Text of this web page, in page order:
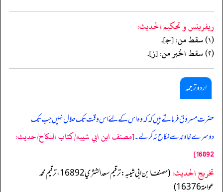
ريفرينس و تحكيم الحدیث:
(١) سقط من: [جـ].
(٢) سقط الخبر من: [ز].
اردو ترجمہ
حضرت مسروق فرماتے ہیں کہ کہ وہ اس کے لئے اس وقت تک حلال نہیں جب تک
دوسرے خاوند سے نکاح نہ کرلے۔[مصنف ابن ابي شيبه/كتاب النكاح/حدیث:
16892]
تخریج الحدیث:
(مصنف ابن ابي شيبه: ترقيم سعد الشثري 16892، ترقيم محمد
عوامة 16376)